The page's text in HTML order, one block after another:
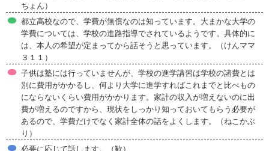
ちょん）
都立高校なので、学費が無償なのは知っています。大まかな大学の
学費については、学校の進路指導でされているようです。具体的に
は、本人の希望が定まってから話そうと思っています。（けんママ
３１１）
子供は塾には行っていませんが、学校の進学講習は学校の諸費とは
別に費用がかかるし、何より大学に進学すればこれまでと比べもの
にならないくらい費用がかかります。家計の収入が増えないのに出
費が増えるのですから、現状をしっかり知っておいてもらう必要が
あるので、学費だけでなく家計全体の話をよくします。（ねこかぶ
り）
必要に応じて話します。（歓）